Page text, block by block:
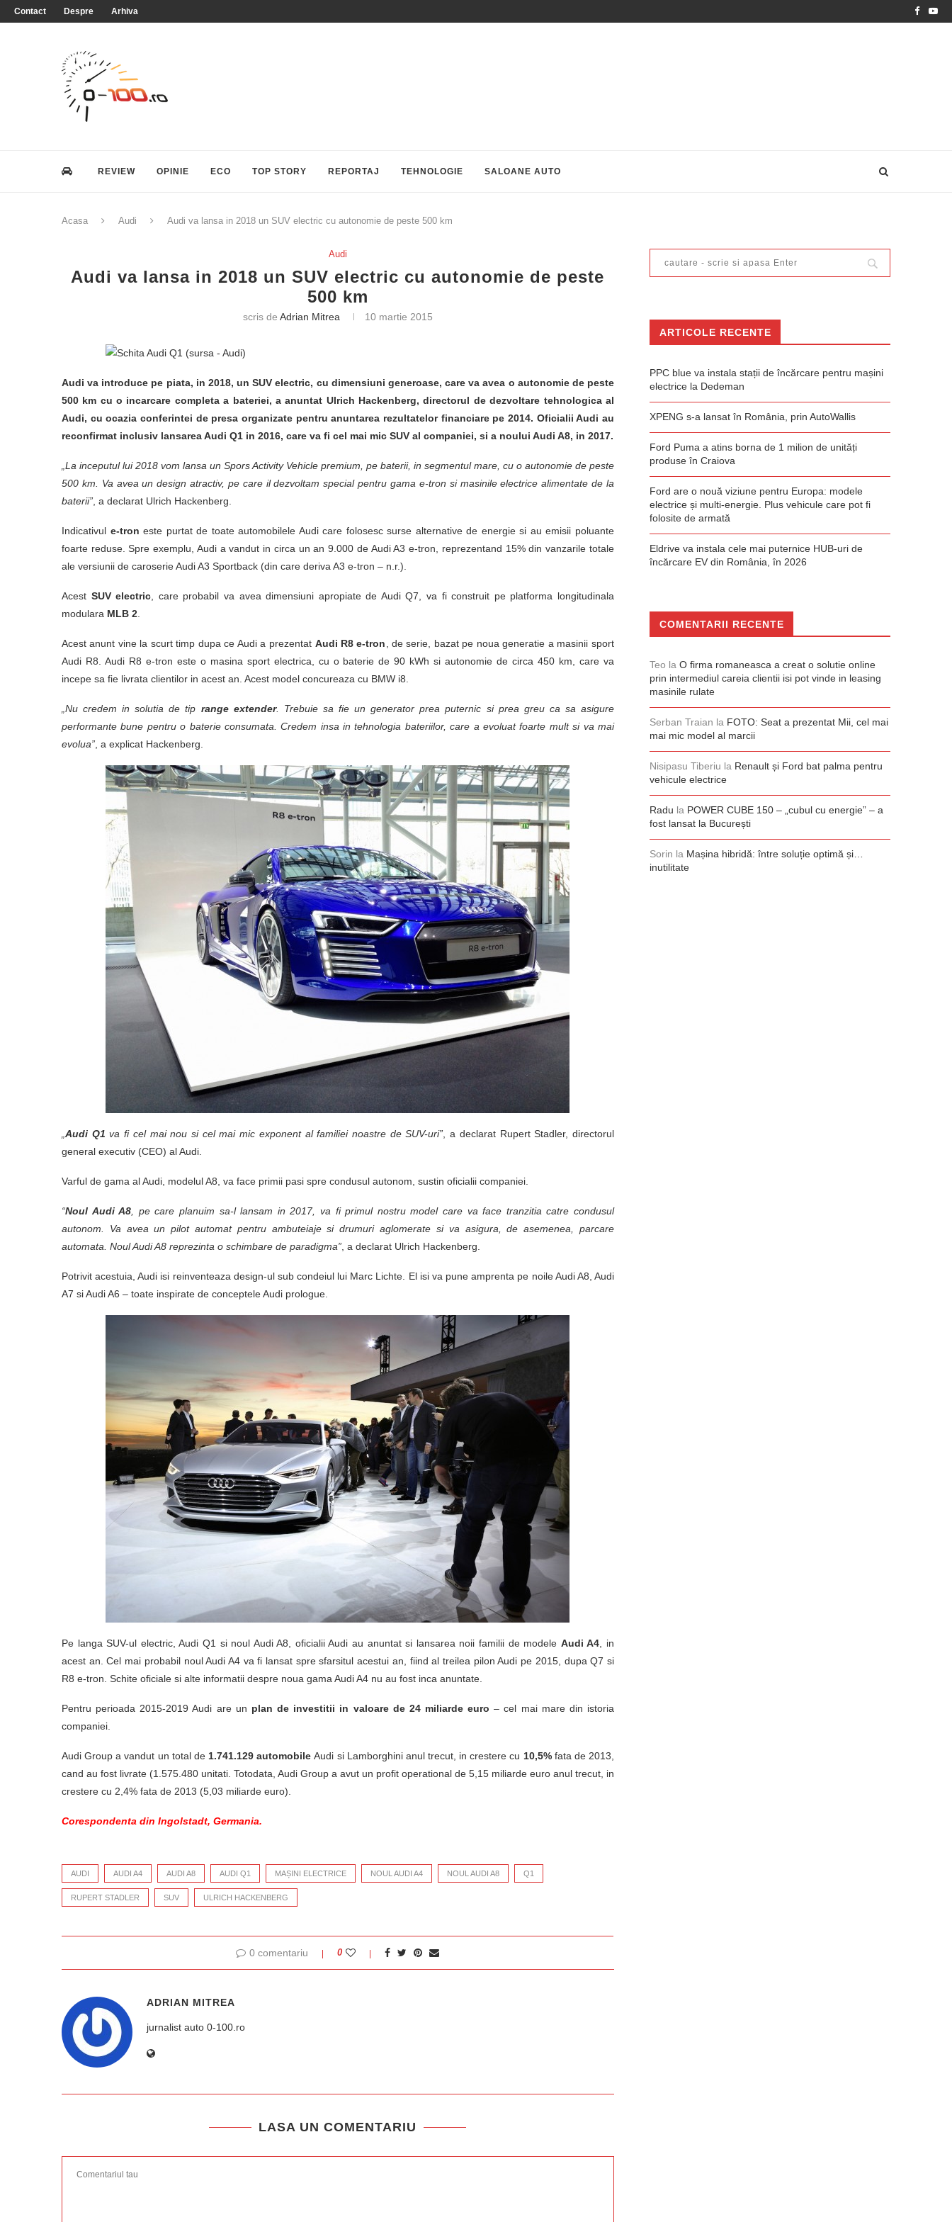
Contact Despre Arhiva
REVIEW OPINIE ECO TOP STORY REPORTAJ TEHNOLOGIE SALOANE AUTO
Acasa Audi Audi va lansa in 2018 un SUV electric cu autonomie de peste 500 km
Audi
Audi va lansa in 2018 un SUV electric cu autonomie de peste
500 km
scris de Adrian Mitrea 10 martie 2015
Audi va introduce pe piata, in 2018, un SUV electric, cu dimensiuni generoase, care va avea o autonomie de peste
500 km cu o incarcare completa a bateriei, a anuntat Ulrich Hackenberg, directorul de dezvoltare tehnologica al
Audi, cu ocazia conferintei de presa organizate pentru anuntarea rezultatelor financiare pe 2014. Oficialii Audi au
reconfirmat inclusiv lansarea Audi Q1 in 2016, care va fi cel mai mic SUV al companiei, si a noului Audi A8, in 2017.
„La inceputul lui 2018 vom lansa un Spors Activity Vehicle premium, pe baterii, in segmentul mare, cu o autonomie de peste
500 km. Va avea un design atractiv, pe care il dezvoltam special pentru gama e-tron si masinile electrice alimentate de la
baterii” , a declarat Ulrich Hackenberg.
Indicativul e-tron este purtat de toate automobilele Audi care folosesc surse alternative de energie si au emisii poluante
foarte reduse. Spre exemplu, Audi a vandut in circa un an 9.000 de Audi A3 e-tron, reprezentand 15% din vanzarile totale
ale versiunii de caroserie Audi A3 Sportback (din care deriva A3 e-tron – n.r.).
Acest SUV electric , care probabil va avea dimensiuni apropiate de Audi Q7, va fi construit pe platforma longitudinala
modulara MLB 2
Acest anunt vine la scurt timp dupa ce Audi a prezentat Audi R8 e-tron , de serie, bazat pe noua generatie a masinii sport
Audi R8. Audi R8 e-tron este o masina sport electrica, cu o baterie de 90 kWh si autonomie de circa 450 km, care va
incepe sa fie livrata clientilor in acest an. Acest model concureaza cu BMW i8.
„Nu credem in solutia de tip range extender. Trebuie sa fie un generator prea puternic si prea greu ca sa asigure
performante bune pentru o baterie consumata. Credem insa in tehnologia bateriilor, care a evoluat foarte mult si va mai
evolua” , a explicat Hackenberg.
Audi Q1 va fi cel mai nou si cel mai mic exponent al familiei noastre de SUV-uri” , a declarat Rupert Stadler, directorul
general executiv (CEO) al Audi.
Varful de gama al Audi, modelul A8, va face primii pasi spre condusul autonom, sustin oficialii companiei.
“Noul Audi A8 , pe care planuim sa-l lansam in 2017, va fi primul nostru model care va face tranzitia catre condusul
autonom. Va avea un pilot automat pentru ambuteiaje si drumuri aglomerate si va asigura, de asemenea, parcare
automata. Noul Audi A8 reprezinta o schimbare de paradigma” , a declarat Ulrich Hackenberg.
Potrivit acestuia, Audi isi reinventeaza design-ul sub condeiul lui Marc Lichte. El isi va pune amprenta pe noile Audi A8, Audi
A7 si Audi A6 – toate inspirate de conceptele Audi prologue.
Pe langa SUV-ul electric, Audi Q1 si noul Audi A8, oficialii Audi au anuntat si lansarea noii familii de modele Audi A4 , in
acest an. Cel mai probabil noul Audi A4 va fi lansat spre sfarsitul acestui an, fiind al treilea pilon Audi pe 2015, dupa Q7 si
R8 e-tron. Schite oficiale si alte informatii despre noua gama Audi A4 nu au fost inca anuntate.
Pentru perioada 2015-2019 Audi are un plan de investitii in valoare de 24 miliarde euro – cel mai mare din istoria
companiei.
Audi Group a vandut un total de 1.741.129 automobileAudi si Lamborghini anul trecut, in crestere cu 10,5%fata de 2013,
cand au fost livrate (1.575.480 unitati. Totodata, Audi Group a avut un profit operational de 5,15 miliarde euro anul trecut, in
crestere cu 2,4% fata de 2013 (5,03 miliarde euro).
Corespondenta din Ingolstadt, Germania.
AUDI AUDI A4 AUDI A8 AUDI Q1 MAȘINI ELECTRICE NOUL AUDI A4 NOUL AUDI A8 Q1
RUPERT STADLER SUV ULRICH HACKENBERG
0 comentariu 0
ADRIAN MITREA
jurnalist auto 0-100.ro
LASA UN COMENTARIU
ARTICOLE RECENTE
PPC blue va instala stații de încărcare pentru mașini
electrice la Dedeman
XPENG s-a lansat în România, prin AutoWallis
Ford Puma a atins borna de 1 milion de unități
produse în Craiova
Ford are o nouă viziune pentru Europa: modele
electrice și multi-energie. Plus vehicule care pot fi
folosite de armată
Eldrive va instala cele mai puternice HUB-uri de
încărcare EV din România, în 2026
COMENTARII RECENTE
Teo la O firma romaneasca a creat o solutie online
prin intermediul careia clientii isi pot vinde in leasing
masinile rulate
Serban Traian la FOTO: Seat a prezentat Mii, cel mai
mai mic model al marcii
Nisipasu Tiberiu la Renault și Ford bat palma pentru
vehicule electrice
Radu la POWER CUBE 150 – „cubul cu energie” – a
fost lansat la București
Sorin la Mașina hibridă: între soluție optimă și…
inutilitate